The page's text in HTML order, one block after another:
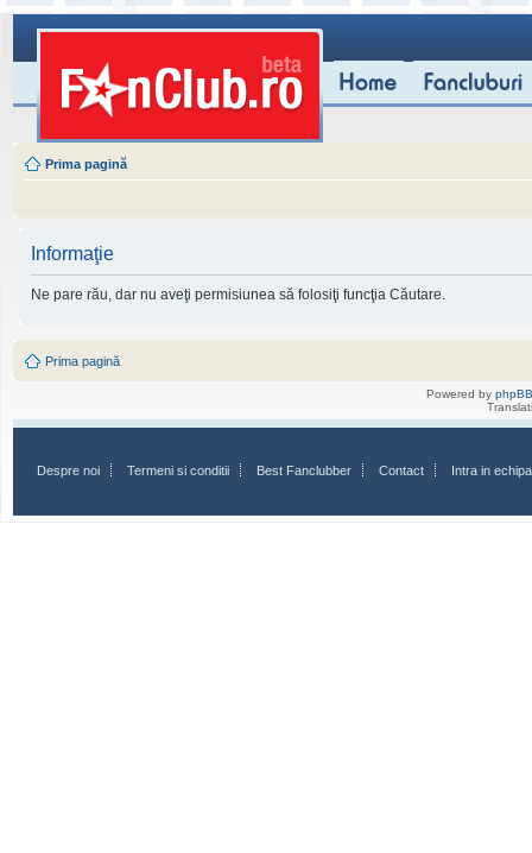
Prima pagină
Informaţie
Ne pare rău, dar nu aveţi permisiunea să folosiţi funcţia Căutare.
Prima pagină
Powered by phpBB
Despre noi Termeni si conditii Best Fanclubber Contact Intra in